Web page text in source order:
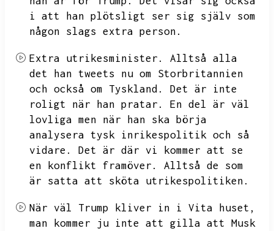
i att han plötsligt ser sig själv som
någon slags extra person.
Extra utrikesminister.
Alltså alla
det han tweets nu om Storbritannien
och också om Tyskland.
Det är inte
roligt när han pratar.
En del är väl
lovliga men när han ska börja
analysera tysk inrikespolitik och så
vidare.
Det är där vi kommer att se
en konflikt framöver.
Alltså de som
är satta att sköta utrikespolitiken.
När väl
Trump kliver in i Vita huset,
man kommer ju inte att gilla att Musk